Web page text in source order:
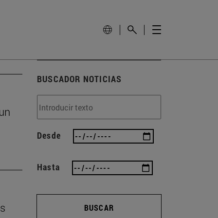
BUSCADOR NOTICIAS
Desde
Hasta
BUSCAR